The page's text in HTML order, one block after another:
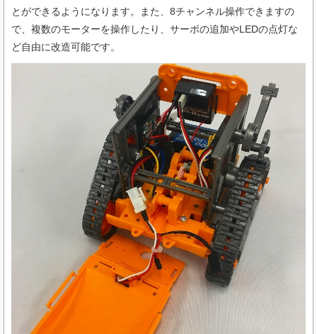
とができるようになります。また、 8チャンネル操作できますの
で、複数のモーターを操作したり、サーボの追加やLEDの点灯な
ど自由に改造可能です。